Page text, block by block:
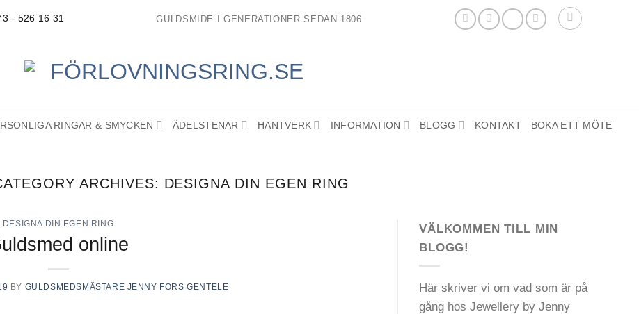
- 526 16 31 GULDSMIDE I GENERATIONER SEDAN 1806
RINGAR & SMYCKEN ÄDELSTENAR HANTVERK INFORMATION BLOGG KONTAKT BOKA ETT MÖTE
ARCHIVES: DESIGNA DIN EGEN RING
DESIGNA DIN EGEN RING
online
BY GULDSMEDSMÄSTARE JENNY FORS GENTELE
VÄLKOMMEN TILL MIN
BLOGG!
Här skriver vi om vad som är på
gång hos Jewellery by Jenny